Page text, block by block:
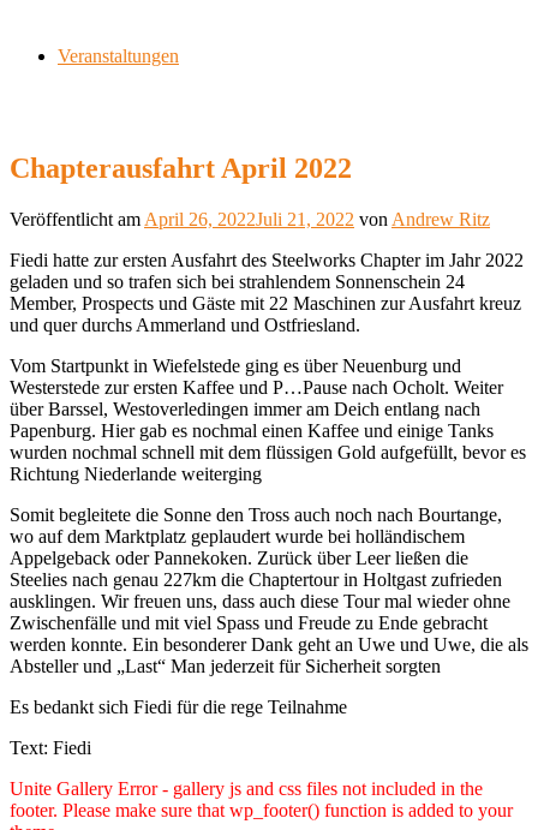
Veranstaltungen
Chapterausfahrt April 2022
Veröffentlicht am April 26, 2022Juli 21, 2022 von Andrew Ritz
Fiedi hatte zur ersten Ausfahrt des Steelworks Chapter im Jahr 2022
geladen und so trafen sich bei strahlendem Sonnenschein 24
Member, Prospects und Gäste mit 22 Maschinen zur Ausfahrt kreuz
und quer durchs Ammerland und Ostfriesland.
Vom Startpunkt in Wiefelstede ging es über Neuenburg und
Westerstede zur ersten Kaffee und P…Pause nach Ocholt. Weiter
über Barssel, Westoverledingen immer am Deich entlang nach
Papenburg. Hier gab es nochmal einen Kaffee und einige Tanks
wurden nochmal schnell mit dem flüssigen Gold aufgefüllt, bevor es
Richtung Niederlande weiterging
Somit begleitete die Sonne den Tross auch noch nach Bourtange,
wo auf dem Marktplatz geplaudert wurde bei holländischem
Appelgeback oder Pannekoken. Zurück über Leer ließen die
Steelies nach genau 227km die Chaptertour in Holtgast zufrieden
ausklingen. Wir freuen uns, dass auch diese Tour mal wieder ohne
Zwischenfälle und mit viel Spass und Freude zu Ende gebracht
werden konnte. Ein besonderer Dank geht an Uwe und Uwe, die als
Absteller und „Last“ Man jederzeit für Sicherheit sorgten
Es bedankt sich Fiedi für die rege Teilnahme
Text: Fiedi
Unite Gallery Error - gallery js and css files not included in the
footer. Please make sure that wp_footer() function is added to your